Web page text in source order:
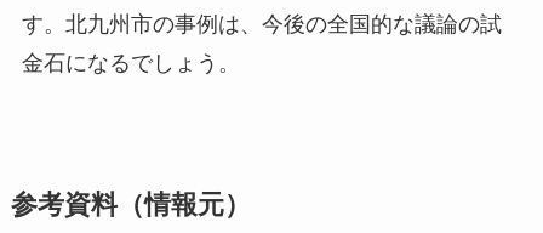
す。北九州市の事例は、今後の全国的な議論の試
金石になるでしょう。
参考資料（情報元）